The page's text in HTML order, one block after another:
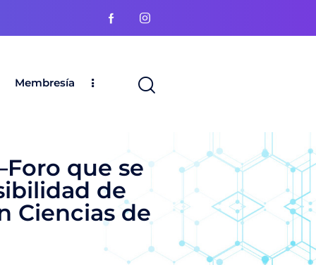
Membresía
que se
de
Ciencias de